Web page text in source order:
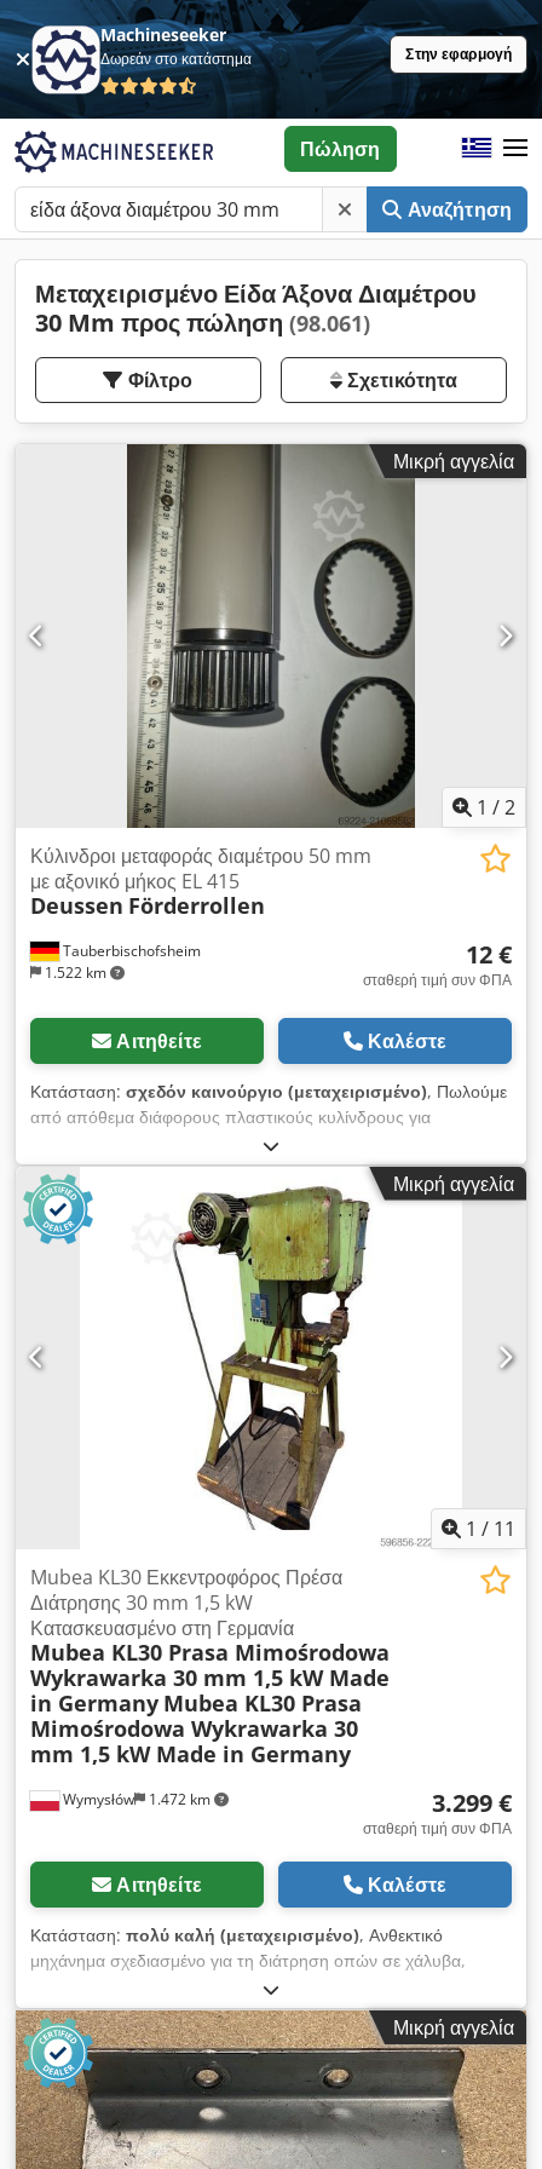
Machineseeker
Δωρεάν στο κατάστημα Στην εφαρμογή
Αναζήτηση
Πώληση
Μεταχειρισμένο Είδα Άξονα Διαμέτρου
30 Mm προς πώληση (98.061)
Φίλτρο Σχετικότητα
Μικρή αγγελία
1 /2
Tauberbischofsheim
1.522 km
Κύλινδροι μεταφοράς διαμέτρου 50 mm
με αξονικό μήκος EL 415
Deussen Förderrollen
12 €
σταθερή τιμή συν ΦΠΑ
Αιτηθείτε Καλέστε
Κατάσταση: σχεδόν καινούργιο (μεταχειρισμένο), Πωλούμε
από απόθεμα διάφορους πλαστικούς κυλίνδρους για
μεταφορείς, συμβατούς με τους προσφερόμενους οδοντωτούς
ιμάντες Gates. EL 415 mm, διάμετρος 50 mm, τιμή ανά τεμάχιο
14,60 € εκτός ΦΠΑ. Από 100 τεμάχια και άνω: 12,00 €.
Κύλινδροι από ανοξείδωτο ατσάλι και άλλες διαστάσεις κατόπιν
αιτήματος. Dodpjyc U Erefx Amhjwa
Μικρή αγγελία
1 / 11
Wymysłów 1.472 km
Mubea KL30 Εκκεντροφόρος Πρέσα
Διάτρησης 30 mm 1,5 kW
Κατασκευασμένο στη Γερμανία
Mubea KL30 Prasa Mimośrodowa
Wykrawarka 30 mm 1,5 kW Made
in Germany Mubea KL30 Prasa
Mimośrodowa Wykrawarka 30
mm 1,5 kW Made in Germany
3.299 €
σταθερή τιμή συν ΦΠΑ
Αιτηθείτε Καλέστε
Κατάσταση: πολύ καλή (μεταχειρισμένο), Ανθεκτικό
μηχάνημα σχεδιασμένο για τη διάτρηση οπών σε χάλυβα,
αλουμίνιο και άλλα μέταλλα. Χάρη στον έλεγχο μέσω
ποδομοχλού, προσφέρει άνετη και ασφαλή λειτουργία. Η
συμπαγής κατασκευή του το καθιστά κατάλληλο τόσο για
εργαστήρια σιδηρουργών όσο και για βιομηχανικές μονάδες
παραγωγής. Τεχνικά χαρακτηριστικά: Dwedpszkmi Defx
Amhoa Κατασκευαστής: Mubea (Muhr und Bender)
Μοντέλο: KL30 Έτος κατασκευής: 1975 Αριθμός μηχανήματος:
38601 Χώρα κατασκευής: Γερμανία (Δυτική Γερμανία)
Μικρή αγγελία